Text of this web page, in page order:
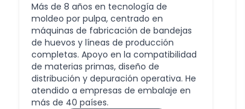
Más de 8 años en tecnología de
moldeo por pulpa, centrado en
máquinas de fabricación de bandejas
de huevos y líneas de producción
completas. Apoyo en la compatibilidad
de materias primas, diseño de
distribución y depuración operativa. He
atendido a empresas de embalaje en
más de 40 países.